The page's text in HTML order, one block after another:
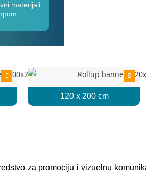
materijali.
120 x 200 cm
za promociju i vizuelnu